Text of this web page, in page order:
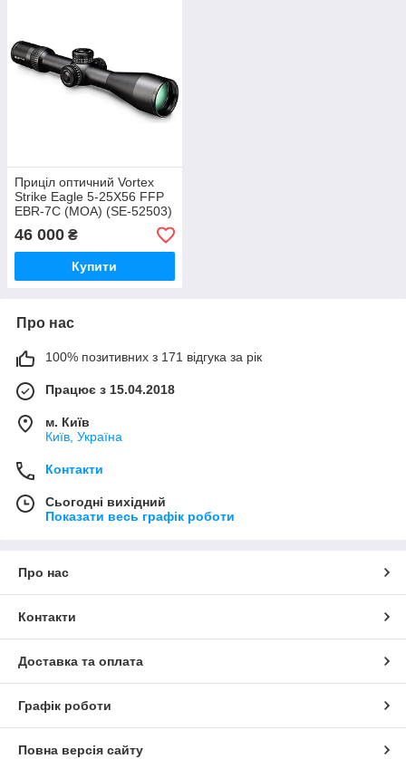
Приціл оптичний Vortex
Strike Eagle 5-25X56 FFP
EBR-7C (MOA) (SE-52503)
46 000 ₴
Купити
Про нас
100% позитивних з 171 відгука за рік
Працює з 15.04.2018
м. Київ
Київ, Україна
Контакти
Сьогодні вихідний
Показати весь графік роботи
Про нас
Контакти
Доставка та оплата
Графік роботи
Повна версія сайту